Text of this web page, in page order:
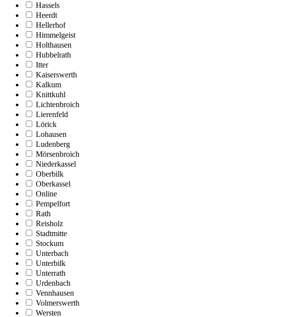
Hassels
Heerdt
Hellerhof
Himmelgeist
Holthausen
Hubbelrath
Itter
Kaiserswerth
Kalkum
Knittkuhl
Lichtenbroich
Lierenfeld
Lörick
Lohausen
Ludenberg
Mörsenbroich
Niederkassel
Oberbilk
Oberkassel
Online
Pempelfort
Rath
Reisholz
Stadtmitte
Stockum
Unterbach
Unterbilk
Unterrath
Urdenbach
Vennhausen
Volmerswerth
Wersten